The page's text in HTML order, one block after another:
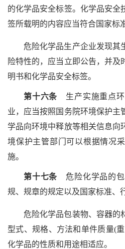
的化学品安全标签。化学品安全
签所载明的内容应当符合国家标
危险化学品生产企业发现其
险特性的，应当立即公告，并及
明书和化学品安全标签。
第十六条 生产实施重点环
业，应当按照国务院环境保护主
学品向环境中释放等相关信息向
境保护主管部门可以根据情况
施。
第十七条 危险化学品的包
规、规章的规定以及国家标准、
危险化学品包装物、容器的
型式、规格、方法和单件质量(
化学品的性质和用途相适应。